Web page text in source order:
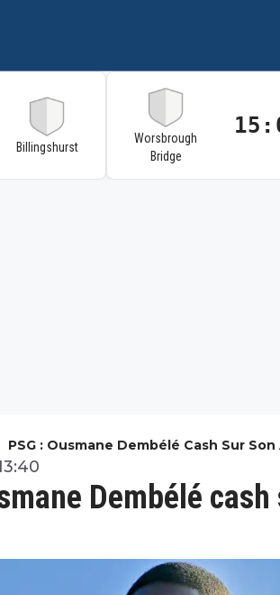
Billingshurst
Worsbrough
Bridge
PSG : Ousmane Dembélé Cash Sur
Dembélé